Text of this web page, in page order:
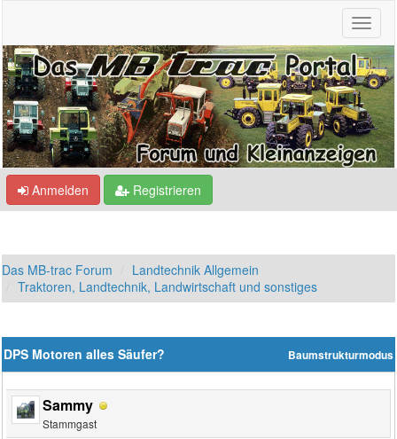
Anmelden Registrieren
Das MB-trac Forum
Landtechnik Allgemein
Traktoren, Landtechnik, Landwirtschaft und sonstiges
Baumstrukturmodus
DPS Motoren alles Säufer?
Sammy
Stammgast